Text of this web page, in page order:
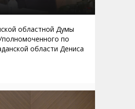
областной Думы
по
области Дениса